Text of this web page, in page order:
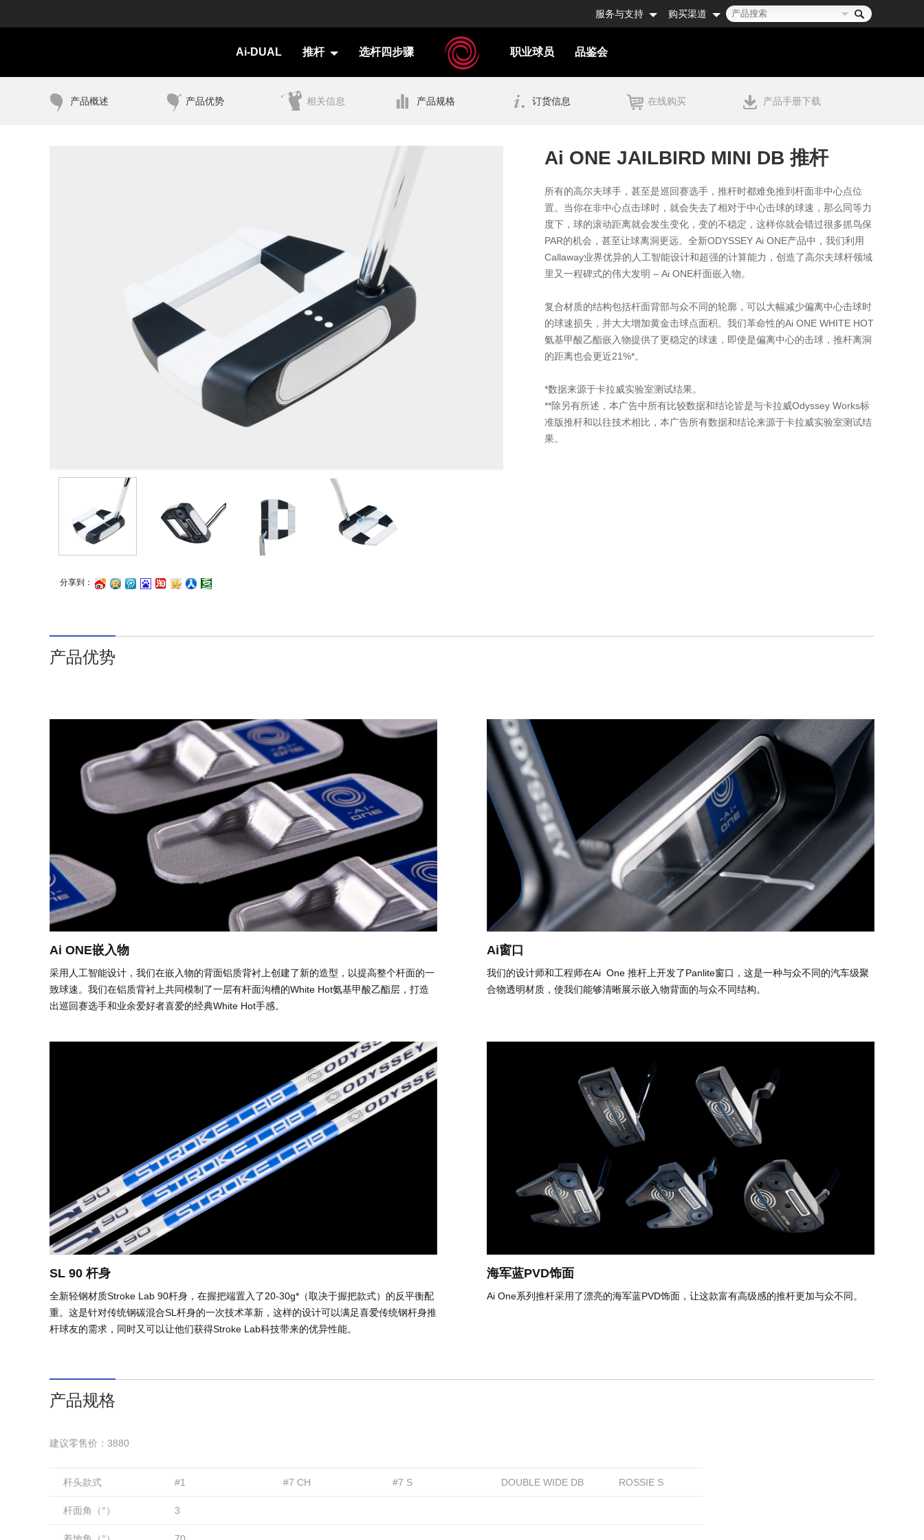
购买渠道
服务与支持
选杆四步骤
推杆
Ai-DUAL 职业球员 品鉴会
产品概述 产品优势 相关信息 产品规格 订货信息 在线购买 产品手册下载
分享到：
博
博
藏
Ai ONE JAILBIRD MINI DB 推杆
所有的高尔夫球手，甚至是巡回赛选手，推杆时都难免推到杆面非中心点位
置。当你在非中心点击球时，就会失去了相对于中心击球的球速，那么同等力
度下，球的滚动距离就会发生变化，变的不稳定，这样你就会错过很多抓鸟保
PAR的机会，甚至让球离洞更远。全新ODYSSEY Ai ONE产品中，我们利用
Callaway业界优异的人工智能设计和超强的计算能力，创造了高尔夫球杆领域
里又一程碑式的伟大发明 – Ai ONE杆面嵌入物。
复合材质的结构包括杆面背部与众不同的轮廓，可以大幅减少偏离中心击球时
的球速损失，并大大增加黄金击球点面积。我们革命性的Ai ONE WHITE HOT
氨基甲酸乙酯嵌入物提供了更稳定的球速，即使是偏离中心的击球，推杆离洞
的距离也会更近21%*。
*数据来源于卡拉威实验室测试结果。
**除另有所述，本广告中所有比较数据和结论皆是与卡拉威Odyssey Works标
准版推杆和以往技术相比，本广告所有数据和结论来源于卡拉威实验室测试结
果。
产品优势
Ai ONE嵌入物
采用人工智能设计，我们在嵌入物的背面铝质背衬上创建了新的造型，以提高整个杆面的一
致球速。我们在铝质背衬上共同模制了一层有杆面沟槽的White Hot氨基甲酸乙酯层，打造
出巡回赛选手和业余爱好者喜爱的经典White Hot手感。
Ai窗口
我们的设计师和工程师在Ai One 推杆上开发了Panlite窗口，这是一种与众不同的汽车级聚
合物透明材质，使我们能够清晰展示嵌入物背面的与众不同结构。
SL 90 杆身
全新轻钢材质Stroke Lab 90杆身，在握把端置入了20-30g*（取决于握把款式）的反平衡配
重。这是针对传统钢碳混合SL杆身的一次技术革新，这样的设计可以满足喜爱传统钢杆身推
杆球友的需求，同时又可以让他们获得Stroke Lab科技带来的优异性能。
海军蓝PVD饰面
Ai One系列推杆采用了漂亮的海军蓝PVD饰面，让这款富有高级感的推杆更加与众不同。
产品规格
建议零售价：3880
杆头款式 #1 #7 CH #7 S DOUBLE WIDE DB ROSSIE S
杆面角（°） 3